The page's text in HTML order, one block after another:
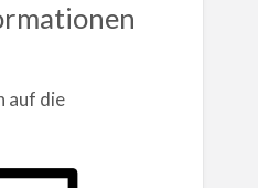
auf die